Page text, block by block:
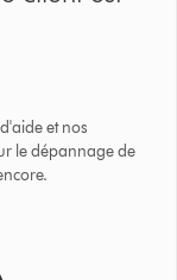
et nos
le dépannage de